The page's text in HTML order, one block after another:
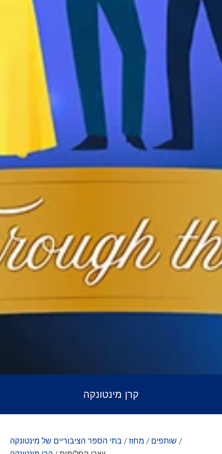
קרן מינטונקה
בתי הספר הציבוריים של מינטונקה /מחוז / שותפים /